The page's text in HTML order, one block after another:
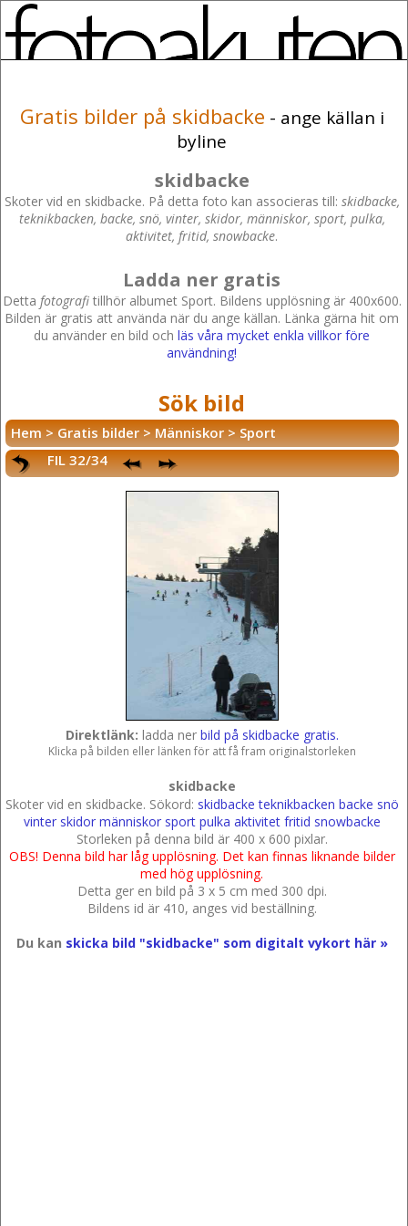
Gratis bilder på skidbacke - ange källan i
byline
skidbacke
Skoter vid en skidbacke. På detta foto kan associeras till: skidbacke,
teknikbacken, backe, snö, vinter, skidor, människor, sport, pulka,
aktivitet, fritid, snowbacke.
Ladda ner gratis
Detta fotografitillhör albumet Sport. Bildens upplösning är 400x600.
Bilden är gratis att använda när du ange källan. Länka gärna hit om
du använder en bild ochläs våra mycket enkla villkor före
användning!
Sök bild
Hem>Gratis bilder>Människor>Sport
FIL 32/34
Direktlänk: ladda ner bild på skidbacke gratis.
Klicka på bilden eller länken för att få fram originalstorleken
skidbacke
Skoter vid en skidbacke. Sökord: skidbacke teknikbacken backe snö
vinter skidor människor sport pulka aktivitet fritid snowbacke
Storleken på denna bild är 400 x 600 pixlar.
OBS! Denna bild har låg upplösning. Det kan finnas liknande bilder
med hög upplösning.
Detta ger en bild på 3 x 5 cm med 300 dpi.
Bildens id är 410, anges vid beställning.
Du kan skicka bild "skidbacke" som digitalt vykort här »